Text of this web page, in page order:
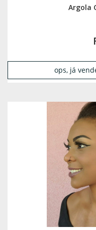
Argola
ops, já